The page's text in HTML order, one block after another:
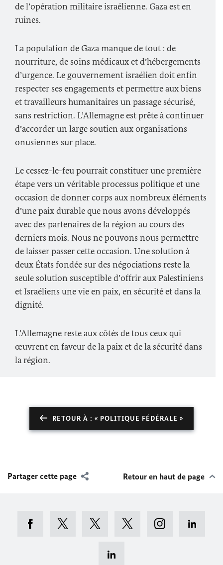
de l’opération militaire israélienne. Gaza est en
ruines.
La population de Gaza manque de tout : de
nourriture, de soins médicaux et d’hébergements
d’urgence. Le gouvernement israélien doit enfin
respecter ses engagements et permettre aux biens
et travailleurs humanitaires un passage sécurisé,
sans restriction. L’Allemagne est prête à continuer
d’accorder un large soutien aux organisations
onusiennes sur place.
Le cessez-le-feu pourrait constituer une première
étape vers un véritable processus politique et une
occasion de donner corps aux nombreux éléments
d’une paix durable que nous avons développés
avec des partenaires de la région au cours des
derniers mois. Nous ne pouvons nous permettre
de laisser passer cette occasion. Une solution à
deux États fondée sur des négociations reste la
seule solution susceptible d’offrir aux Palestiniens
et Israéliens une vie en paix, en sécurité et dans la
dignité.
L’Allemagne reste aux côtés de tous ceux qui
œuvrent en faveur de la paix et de la sécurité dans
la région.
RETOUR À : « POLITIQUE FÉDÉRALE »
Partager cette page Retour en haut de page